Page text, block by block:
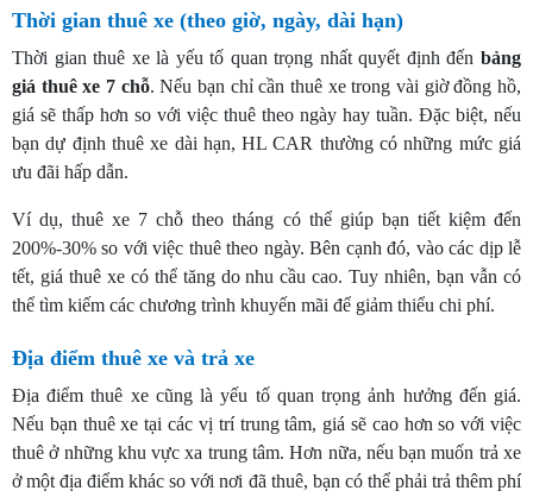
Thời gian thuê xe (theo giờ, ngày, dài hạn)
Thời gian thuê xe là yếu tố quan trọng nhất quyết định đến bảng
giá thuê xe 7 chỗ. Nếu bạn chỉ cần thuê xe trong vài giờ đồng hồ,
giá sẽ thấp hơn so với việc thuê theo ngày hay tuần. Đặc biệt, nếu
bạn dự định thuê xe dài hạn, HL CAR thường có những mức giá
ưu đãi hấp dẫn.
Ví dụ, thuê xe 7 chỗ theo tháng có thể giúp bạn tiết kiệm đến
200%-30% so với việc thuê theo ngày. Bên cạnh đó, vào các dịp lễ
tết, giá thuê xe có thể tăng do nhu cầu cao. Tuy nhiên, bạn vẫn có
thể tìm kiếm các chương trình khuyến mãi để giảm thiểu chi phí.
Địa điểm thuê xe và trả xe
Địa điểm thuê xe cũng là yếu tố quan trọng ảnh hưởng đến giá.
Nếu bạn thuê xe tại các vị trí trung tâm, giá sẽ cao hơn so với việc
thuê ở những khu vực xa trung tâm. Hơn nữa, nếu bạn muốn trả xe
ở một địa điểm khác so với nơi đã thuê, bạn có thể phải trả thêm phí